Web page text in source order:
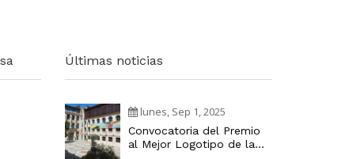
Últimas noticias
lunes, Sep 1, 2025
Convocatoria del Premio
al Mejor Logotipo de la